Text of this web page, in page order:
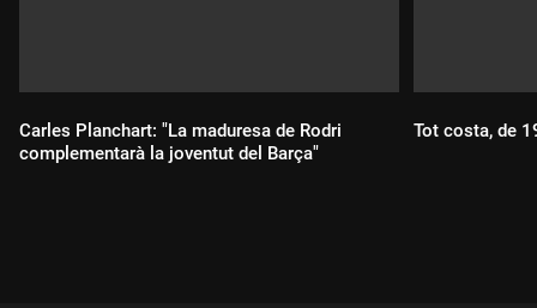
Carles Planchart: "La maduresa de Rodri
complementarà la joventut del Barça"
Tot costa, de